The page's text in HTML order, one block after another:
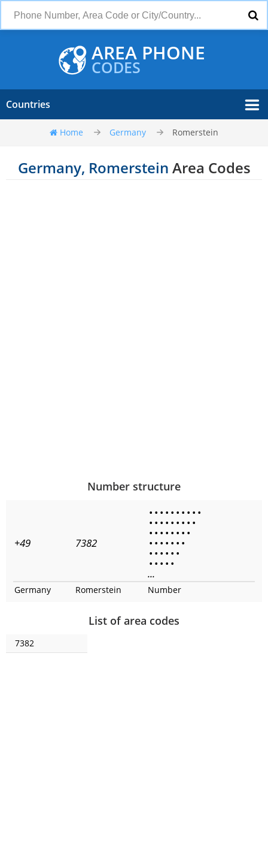
AREA PHONE
CODES
Countries
Home Germany Romerstein
Germany, Romerstein Area Codes
Number structure
+49 7382
• • • • • • • • • •
• • • • • • • • •
• • • • • • • •
• • • • • • •
• • • • • •
• • • • •
...
Germany Romerstein Number
List of area codes
7382